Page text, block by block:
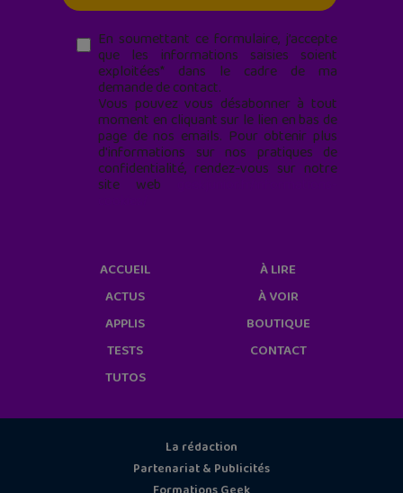
En soumettant ce formulaire, j’accepte
que les informations saisies soient
exploitées* dans le cadre de ma
demande de contact.
Vous pouvez vous désabonner à tout
moment en cliquant sur le lien en bas de
page de nos emails. Pour obtenir plus
d'informations sur nos pratiques de
confidentialité, rendez-vous sur notre
site web
ACCUEIL
ACTUS
APPLIS
TESTS
TUTOS
À LIRE
À VOIR
BOUTIQUE
CONTACT
La rédaction
Partenariat & Publicités